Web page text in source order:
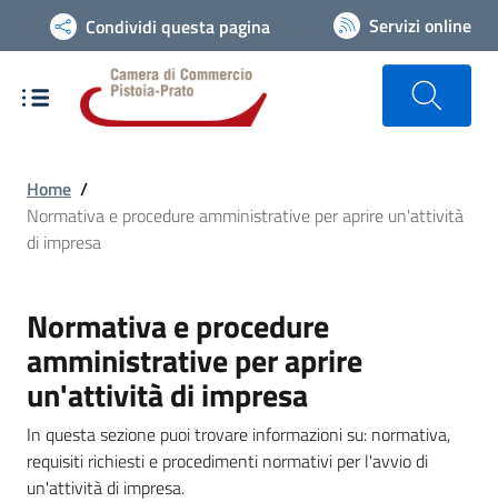
Vai alla navigazione del sito
Condividi questa pagina Servizi online
Home /
Normativa e procedure amministrative per aprire un'attività
di impresa
Normativa e procedure
amministrative per aprire
un'attività di impresa
In questa sezione puoi trovare informazioni su: normativa,
requisiti richiesti e procedimenti normativi per l'avvio di
un'attività di impresa.